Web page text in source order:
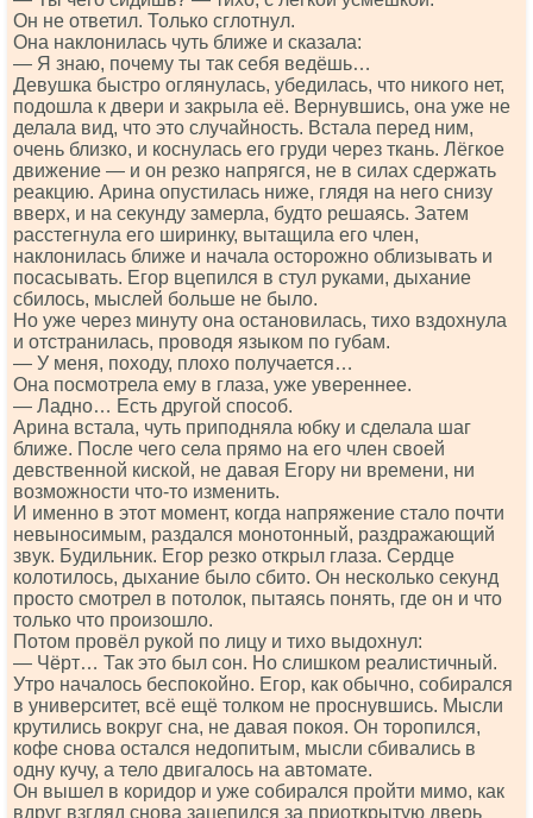
Он не ответил. Только сглотнул.
Она наклонилась чуть ближе и сказала:
— Я знаю, почему ты так себя ведёшь…
Девушка быстро оглянулась, убедилась, что никого нет,
подошла к двери и закрыла её. Вернувшись, она уже не
делала вид, что это случайность. Встала перед ним,
очень близко, и коснулась его груди через ткань. Лёгкое
движение — и он резко напрягся, не в силах сдержать
реакцию. Арина опустилась ниже, глядя на него снизу
вверх, и на секунду замерла, будто решаясь. Затем
расстегнула его ширинку, вытащила его член,
наклонилась ближе и начала осторожно облизывать и
посасывать. Егор вцепился в стул руками, дыхание
сбилось, мыслей больше не было.
Но уже через минуту она остановилась, тихо вздохнула
и отстранилась, проводя языком по губам.
— У меня, походу, плохо получается…
Она посмотрела ему в глаза, уже увереннее.
— Ладно… Есть другой способ.
Арина встала, чуть приподняла юбку и сделала шаг
ближе. После чего села прямо на его член своей
девственной киской, не давая Егору ни времени, ни
возможности что-то изменить.
И именно в этот момент, когда напряжение стало почти
невыносимым, раздался монотонный, раздражающий
звук. Будильник. Егор резко открыл глаза. Сердце
колотилось, дыхание было сбито. Он несколько секунд
просто смотрел в потолок, пытаясь понять, где он и что
только что произошло.
Потом провёл рукой по лицу и тихо выдохнул:
— Чёрт… Так это был сон. Но слишком реалистичный.
Утро началось беспокойно. Егор, как обычно, собирался
в университет, всё ещё толком не проснувшись. Мысли
крутились вокруг сна, не давая покоя. Он торопился,
кофе снова остался недопитым, мысли сбивались в
одну кучу, а тело двигалось на автомате.
Он вышел в коридор и уже собирался пройти мимо, как
вдруг взгляд снова зацепился за приоткрытую дверь